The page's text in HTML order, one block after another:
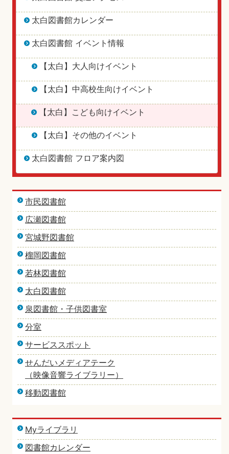
太白図書館カレンダー
太白図書館 イベント情報
【太白】大人向けイベント
【太白】中高校生向けイベント
【太白】こども向けイベント
【太白】その他のイベント
太白図書館 フロア案内図
市民図書館
広瀬図書館
宮城野図書館
榴岡図書館
若林図書館
太白図書館
泉図書館・子供図書室
分室
サービススポット
せんだいメディアテーク
（映像音響ライブラリー）
移動図書館
Myライブラリ
図書館カレンダー